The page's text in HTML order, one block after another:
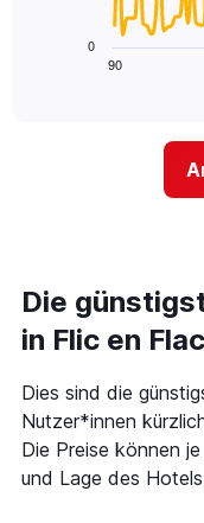
Wochentage
anzeigt.
Zimmerpreis
anzeigt.
folgende
Diagramm
näher
das
Aufenthaltsdatum
rückt.
Diagramm
hat
1
X-
Achse,
90
0
Die
in Flic en Flac
Dies sind die
Nutzer*innen
Die Preise können
und Lage des